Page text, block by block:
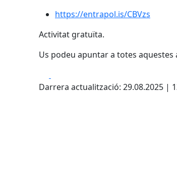
https://entrapol.is/CBVzs
Activitat gratuïta.
Us podeu apuntar a totes aquestes
Darrera actualització: 29.08.2025 |